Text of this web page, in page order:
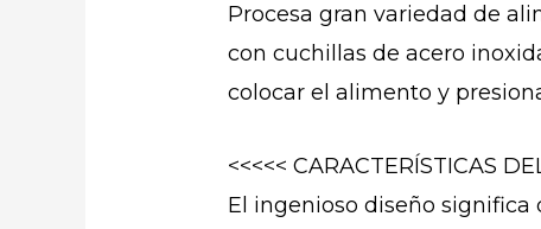
Procesa gran variedad de
con cuchillas de acero
colocar el alimento y
<<<<< CARACTERÍSTICAS
El ingenioso diseño significa